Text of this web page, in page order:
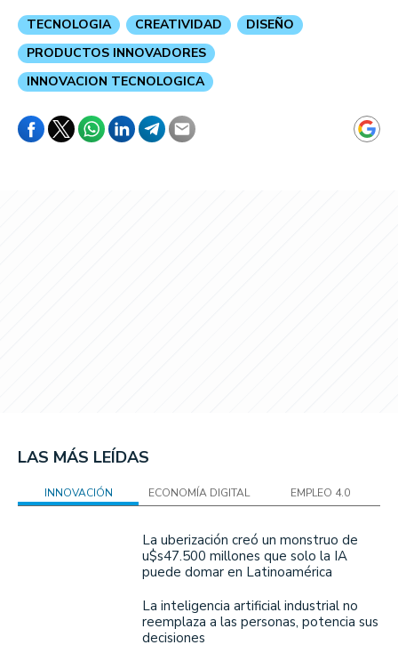
TECNOLOGIA CREATIVIDAD
DISEÑO
PRODUCTOS INNOVADORES
INNOVACION TECNOLOGICA
LAS MÁS LEÍDAS
INNOVACIÓN ECONOMÍA DIGITAL EMPLEO 4.0
La uberización creó un monstruo de
u$s47.500 millones que solo la IA
puede domar en Latinoamérica
La inteligencia artificial industrial no
reemplaza a las personas, potencia sus
decisiones